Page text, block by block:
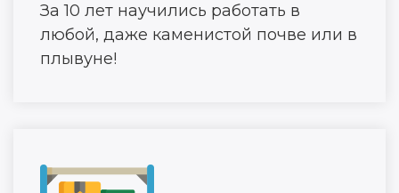
За 10 лет научились работать в
любой, даже каменистой почве или в
плывуне!